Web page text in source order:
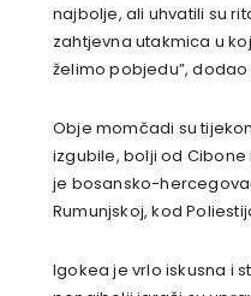
najbolje, ali uhvatili su
zahtjevna utakmica u
želimo pobjedu”, dodao
Obje momčadi su
izgubile, bolji od
je bosansko-
Rumunjskoj, kod
Igokea je vrlo iskusna i